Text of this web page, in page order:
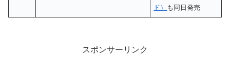
ド）
も同日発売
スポンサーリンク